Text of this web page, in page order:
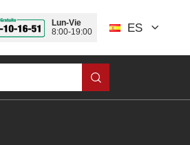
Lun-Vie
8:00-19:00
ES